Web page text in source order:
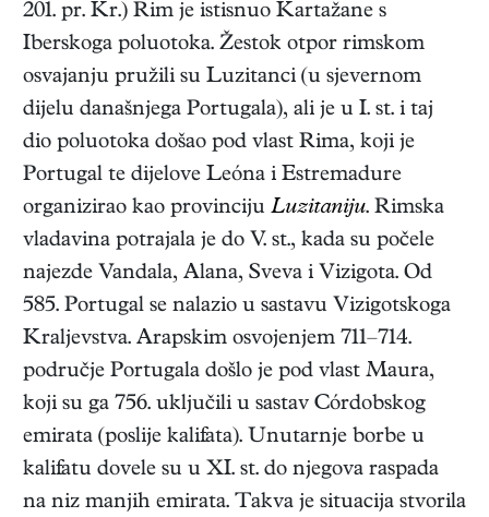
201. pr. Kr.) Rim je istisnuo Kartažane s
Iberskoga poluotoka. Žestok otpor rimskom
osvajanju pružili su Luzitanci (u sjevernom
dijelu današnjega Portugala), ali je u I. st. i taj
dio poluotoka došao pod vlast Rima, koji je
Portugal te dijelove Leóna i Estremadure
organizirao kao provinciju Luzitaniju. Rimska
vladavina potrajala je do V. st., kada su počele
najezde Vandala, Alana, Sveva i Vizigota. Od
585. Portugal se nalazio u sastavu Vizigotskoga
Kraljevstva. Arapskim osvojenjem 711–714.
područje Portugala došlo je pod vlast Maura,
koji su ga 756. uključili u sastav Córdobskog
emirata (poslije kalifata). Unutarnje borbe u
kalifatu dovele su u XI. st. do njegova raspada
na niz manjih emirata. Takva je situacija stvorila